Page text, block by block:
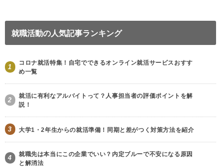
就職活動の人気記事ランキング
1
コロナ就活特集！自宅でできるオンライン就活サービスおすす
め一覧
2
就活に有利なアルバイトって？人事担当者の評価ポイントを解
説！
3 大学1・2年生からの就活準備！同期と差がつく対策方法を紹介
4
就職先は本当にこの企業でいい？内定ブルーで不安になる原因
と解消法